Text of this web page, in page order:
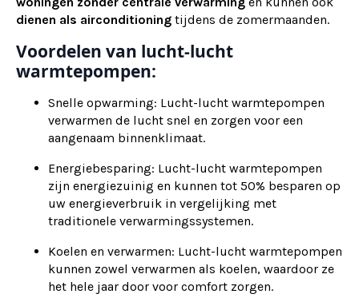
dienen als airconditioning tijdens de zomermaanden.
Voordelen van lucht-lucht
warmtepompen:
Snelle opwarming: Lucht-lucht warmtepompen
verwarmen de lucht snel en zorgen voor een
aangenaam binnenklimaat.
Energiebesparing: Lucht-lucht warmtepompen
zijn energiezuinig en kunnen tot 50% besparen op
uw energieverbruik in vergelijking met
traditionele verwarmingssystemen.
Koelen en verwarmen: Lucht-lucht warmtepompen
kunnen zowel verwarmen als koelen, waardoor ze
het hele jaar door voor comfort zorgen.